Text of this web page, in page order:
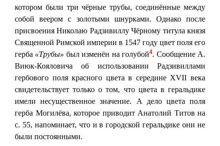
котором были три чёрные трубы, соединённые между
собой веером с золотыми шнурками. Однако после
присвоения Николаю Радзивиллу Чёрному титула князя
Священной Римской империи в 1547 году цвет поля его
герба «Трубы» был изменён на голубой4. Сообщение А.
Виюк-Кояловича об использовании Радзивиллами
гербового поля красного цвета в середине XVII века
свидетельствует только о том, что цвета в геральдике
имели несущественное значение. А дело цвета поля
герба Могилёва, которое приводит Анатолий Титов на
с. 55, напоминает, что и в городской геральдике они не
были постоянными.